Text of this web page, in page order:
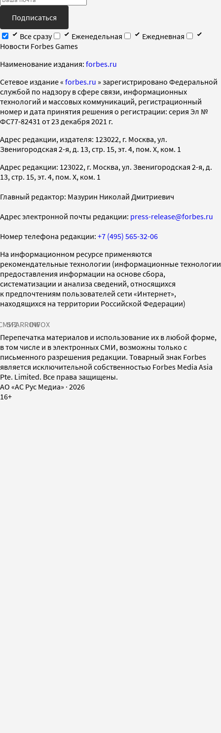
Подписаться
Все сразу
Еженедельная
Ежедневная
Новости Forbes Games
Наименование издания: forbes.ru
Cетевое издание « forbes.ru » зарегистрировано Федеральной
службой по надзору в сфере связи, информационных
технологий и массовых коммуникаций, регистрационный
номер и дата принятия решения о регистрации: серия Эл №
ФС77-82431 от 23 декабря 2021 г.
Адрес редакции, издателя: 123022, г. Москва, ул.
Звенигородская 2-я, д. 13, стр. 15, эт. 4, пом. X, ком. 1
Адрес редакции: 123022, г. Москва, ул. Звенигородская 2-я, д.
13, стр. 15, эт. 4, пом. X, ком. 1
Главный редактор: Мазурин Николай Дмитриевич
Адрес электронной почты редакции: press-release@forbes.ru
Номер телефона редакции: +7 (495) 565-32-06
На информационном ресурсе применяются
рекомендательные технологии (информационные технологии
предоставления информации на основе сбора,
систематизации и анализа сведений, относящихся
к предпочтениям пользователей сети «Интернет»,
находящихся на территории Российской Федерации)
SPARROWINFOX
Перепечатка материалов и использование их в любой форме,
в том числе и в электронных СМИ, возможны только с
письменного разрешения редакции. Товарный знак Forbes
является исключительной собственностью Forbes Media Asia
Pte. Limited. Все права защищены.
AO «АС Рус Медиа» · 2026
16+